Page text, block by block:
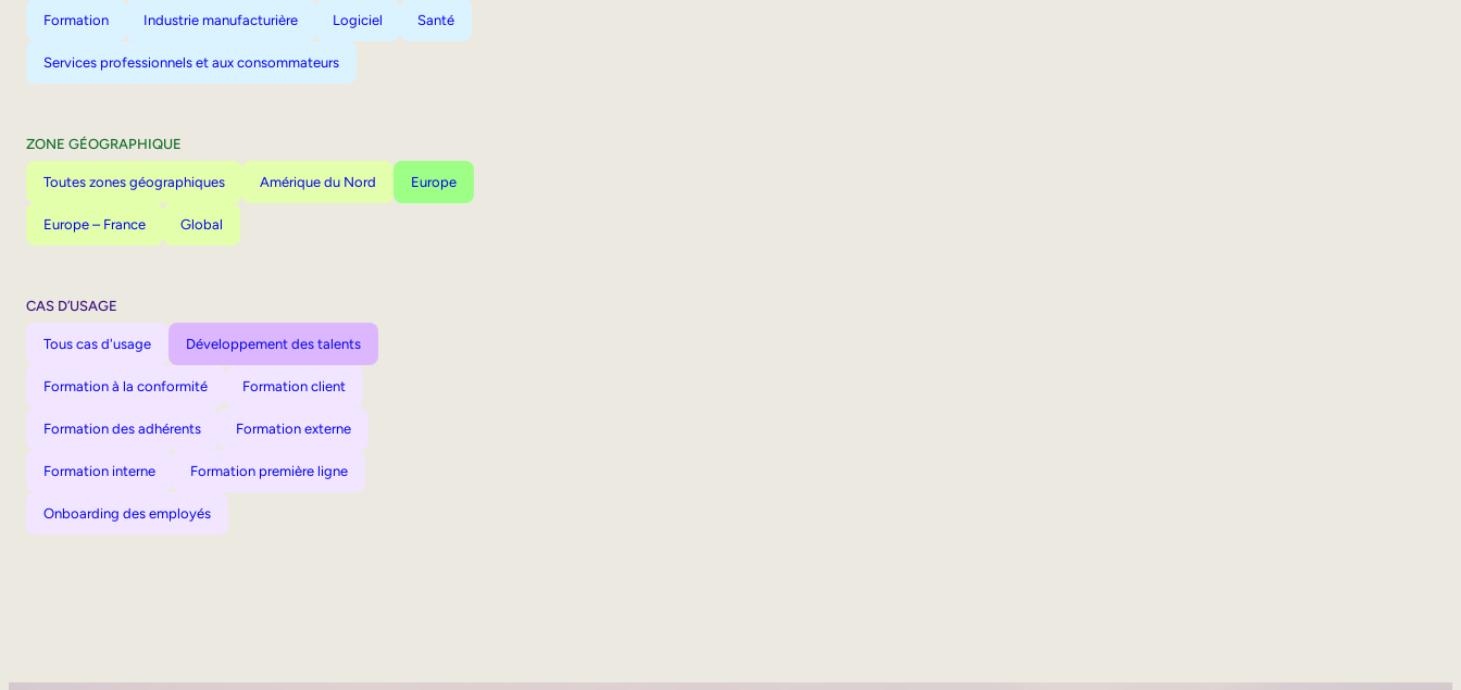
Formation Industrie manufacturière Logiciel Santé
Services professionnels et aux consommateurs
ZONE GÉOGRAPHIQUE
Toutes zones géographiques Amérique du Nord Europe
Europe – France Global
CAS D’USAGE
Tous cas d'usage Développement des talents
Formation à la conformité Formation client
Formation des adhérents Formation externe
Formation interne Formation première ligne
Onboarding des employés